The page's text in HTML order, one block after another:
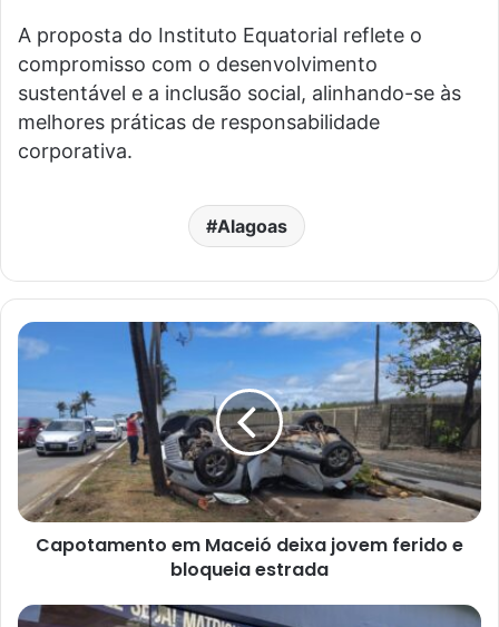
A proposta do Instituto Equatorial reflete o
compromisso com o desenvolvimento
sustentável e a inclusão social, alinhando-se às
melhores práticas de responsabilidade
corporativa.
Alagoas
Capotamento em Maceió deixa jovem ferido e
bloqueia estrada